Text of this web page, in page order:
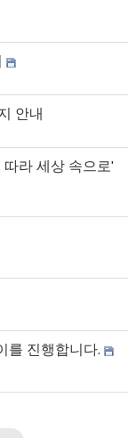
안내
라 세상 속으로'
를 진행합니다.